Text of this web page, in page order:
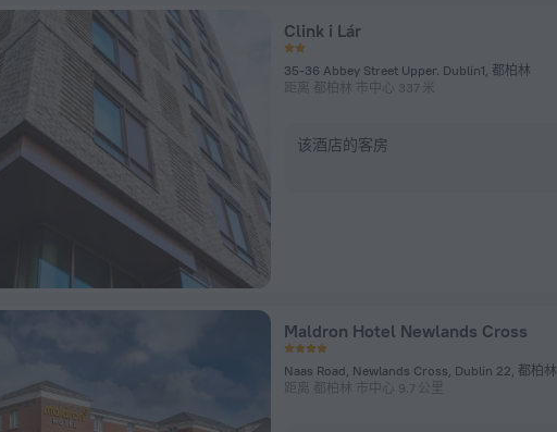
Clink i Lár
35-36 Abbey Street Upper. Dublin1, 都柏林
距离 都柏林 市中心 337 米
该酒店的客房
Maldron Hotel Newlands Cross
Naas Road, Newlands Cross, Dublin 22, 都柏林
距离 都柏林 市中心 9.7 公里